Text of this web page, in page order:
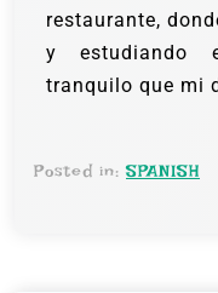
restaurante,
y estudiando
tranquilo que mi
Posted in:SPANISH